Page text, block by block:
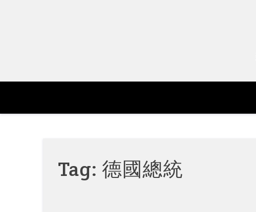
Tag: 德國總統